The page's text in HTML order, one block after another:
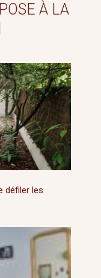
À LA
défiler les